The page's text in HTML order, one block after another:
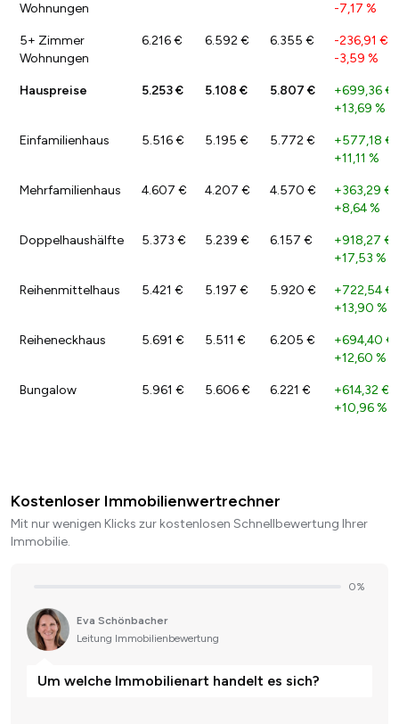
Wohnungen
-7,17 %
5+ Zimmer
Wohnungen
6.216 € 6.592 € 6.355 € -236,91 €
-3,59 %
Hauspreise 5.253 € 5.108 € 5.807 € +699,36 €
+13,69 %
Einfamilienhaus 5.516 € 5.195 € 5.772 € +577,18 €
+11,11 %
Mehrfamilienhaus 4.607 € 4.207 € 4.570 € +363,29 €
+8,64 %
Doppelhaushälfte 5.373 € 5.239 € 6.157 € +918,27 €
+17,53 %
Reihenmittelhaus 5.421 € 5.197 € 5.920 € +722,54 €
+13,90 %
Reiheneckhaus 5.691 € 5.511 € 6.205 € +694,40 €
+12,60 %
Bungalow 5.961 € 5.606 € 6.221 € +614,32 €
+10,96 %
Kostenloser Immobilienwertrechner
Mit nur wenigen Klicks zur kostenlosen Schnellbewertung Ihrer
Immobilie.